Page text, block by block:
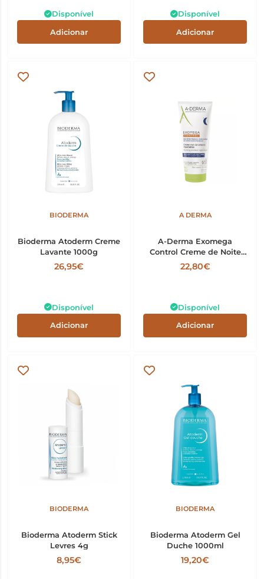
Disponível
Adicionar
Disponível
Adicionar
BIODERMA
Bioderma Atoderm Creme
Lavante 1000g
26,95€
Disponível
Adicionar
A DERMA
A-Derma Exomega
Control Creme de Noite
Emoliente 200ml
22,80€
Disponível
Adicionar
BIODERMA
Bioderma Atoderm Stick
Levres 4g
8,95€
BIODERMA
Bioderma Atoderm Gel
Duche 1000ml
19,20€